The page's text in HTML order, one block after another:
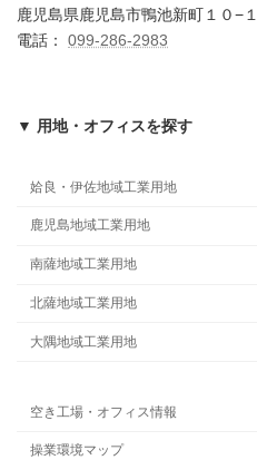
鹿児島県鹿児島市鴨池新町１０−１
電話： 099-286-2983
▼ 用地・オフィスを探す
姶良・伊佐地域工業用地
鹿児島地域工業用地
南薩地域工業用地
北薩地域工業用地
大隅地域工業用地
空き工場・オフィス情報
操業環境マップ